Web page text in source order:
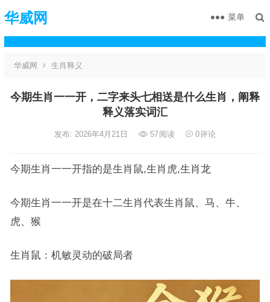
华威网 菜单
华威网 生肖释义
今期生肖一一开，二字来头七相送是什么生肖，阐释
释义落实词汇
发布: 2026年4月21日 57阅读 0评论
今期生肖一一开指的是生肖鼠,生肖虎,生肖龙
今期生肖一一开是在十二生肖代表生肖鼠、马、牛、
虎、猴
生肖鼠：机敏灵动的破局者